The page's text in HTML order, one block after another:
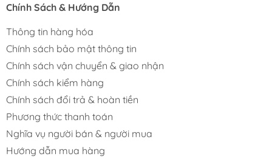
Chính Sách & Hướng Dẫn
Thông tin hàng hóa
Chính sách bảo mật thông tin
Chính sách vận chuyển & giao nhận
Chính sách kiểm hàng
Chính sách đổi trả & hoàn tiền
Phương thức thanh toán
Nghĩa vụ người bán & người mua
Hướng dẫn mua hàng